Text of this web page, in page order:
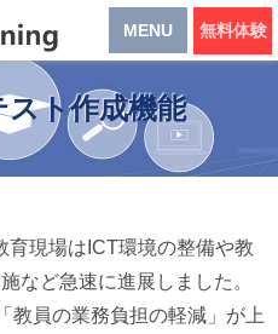
ト作成機能
育現場はICT環境の整備や教
など急速に進展しました。
教員の業務負担の軽減」が上
MENU 無料体験